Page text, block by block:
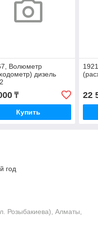
Волюметр
дизель
₸
Купить
22
год
Розыбакиева), Алматы,